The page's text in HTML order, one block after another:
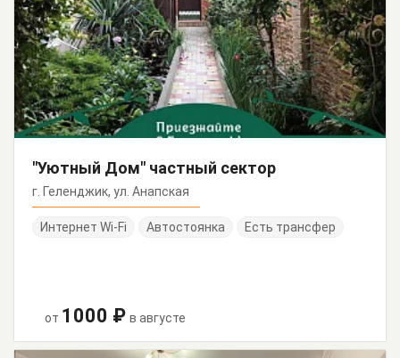
"Уютный Дом" частный сектор
г. Геленджик, ул. Анапская
Интернет Wi-Fi Автостоянка Есть трансфер
от 1000 ₽ в августе